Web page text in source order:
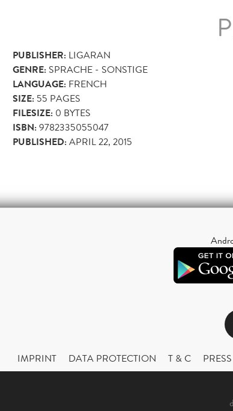
PUBLISHER: LIGARAN
GENRE: SPRACHE - SONSTIGE
LANGUAGE: FRENCH
SIZE: 55 PAGES
FILESIZE: 0 BYTES
ISBN:9782335055047
PUBLISHED:APRIL 22, 2015
IMPRINT DATA PROTECTION T & C PRESS